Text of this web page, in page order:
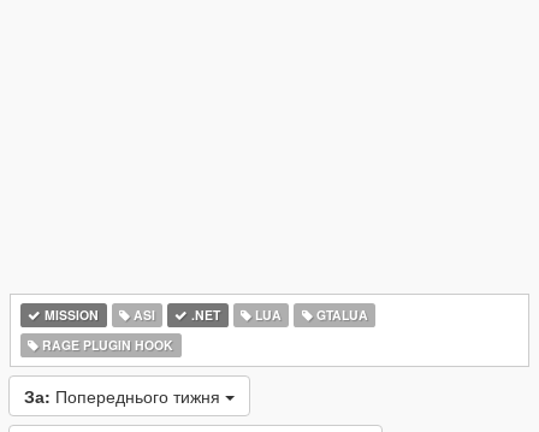
MISSION ASI .NET LUA
GTALUA
RAGE PLUGIN HOOK
За: Попереднього тижня